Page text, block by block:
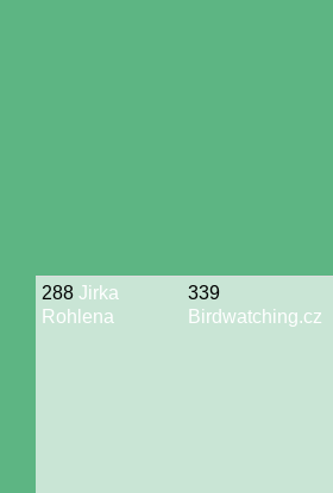
288 Jirka
Rohlena
339
Birdwatching.cz